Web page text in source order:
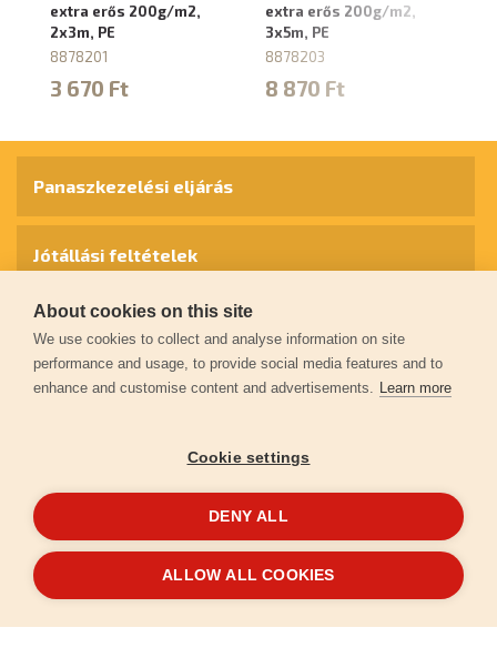
extra erős 200g/m2,
2x3m, PE
8878201
3 670 Ft
extra erős 200g/m2,
3x5m, PE
8878203
8 870 Ft
© 2026extol.hu- Minden jog fenntartva
Panaszkezelési eljárás
Jótállási feltételek
Személyes adatok védelme
Kapcsolat
Garancia regisztráció
LétrehoztaFEO
About cookies on this site
We use cookies to collect and analyse information on site
performance and usage, to provide social media features and to
enhance and customise content and advertisements. Learn more
Cookie settings
DENY ALL
ALLOW ALL COOKIES